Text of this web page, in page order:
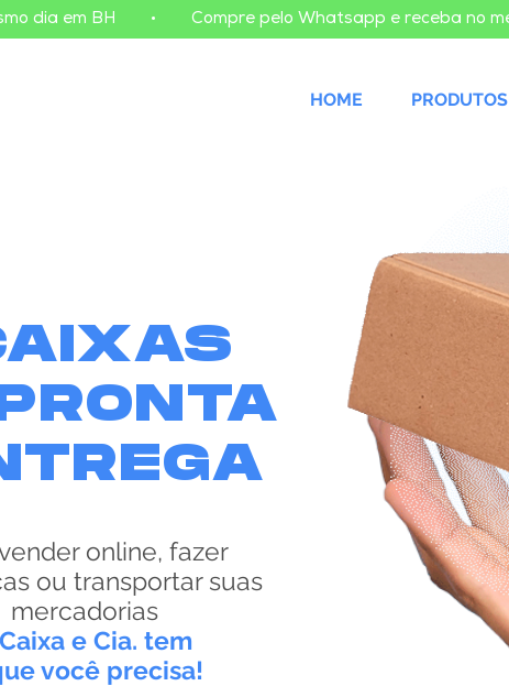
dia em BH
HOME PRODUTOS
online, fazer
ou transportar suas
mercadorias
e Cia. tem
você precisa!